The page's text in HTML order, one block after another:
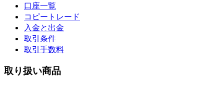
口座一覧
コピートレード
入金と出金
取引条件
取引手数料
取り扱い商品